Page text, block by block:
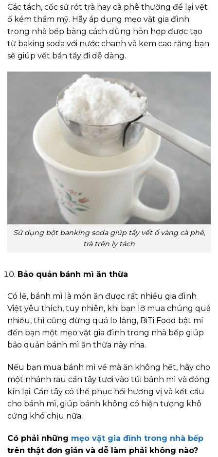
Các tách, cốc sứ rót trà hay cà phê thường để lại vệt
ố kém thẩm mỹ. Hãy áp dụng mẹo vặt gia đình
trong nhà bếp bằng cách dùng hỗn hợp được tạo
từ baking soda với nước chanh và kem cao răng bạn
sẽ giúp vết bẩn tẩy đi dễ dàng.
Sử dụng bột banking soda giúp tẩy vết ố vàng cà phê,
trà trên ly tách
Bảo quản bánh mì ăn thừa
Có lẽ, bánh mì là món ăn được rất nhiều gia đình
Việt yêu thích, tuy nhiên, khi bạn lỡ mua chúng quá
nhiều, thì cũng đừng quá lo lắng, BiTi Food bật mí
đến bạn một mẹo vặt gia đình trong nhà bếp giúp
bảo quản bánh mì ăn thừa này nha.
Nếu bạn mua bánh mì về mà ăn không hết, hãy cho
một nhánh rau cần tây tươi vào túi bánh mì và đóng
kín lại. Cần tây có thể phục hồi hương vị và kết cấu
cho bánh mì, giúp bánh không có hiện tượng khô
cứng khó chịu nữa.
Có phải những mẹo vặt gia đình trong nhà bếp
trên thật đơn giản và dễ làm phải không nào?